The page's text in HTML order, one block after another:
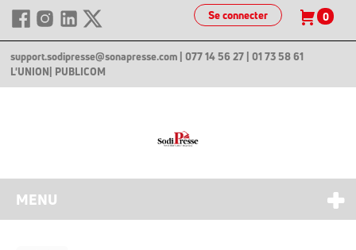
Se connecter 0
support.sodipresse@sonapresse.com | 077 14 56 27 | 01 73 58 61
L'UNION | PUBLICOM
MENU